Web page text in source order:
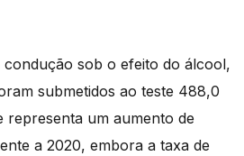
sob o efeito do álcool,
submetidos ao teste 488,0
representa um aumento de
a 2020, embora a taxa de